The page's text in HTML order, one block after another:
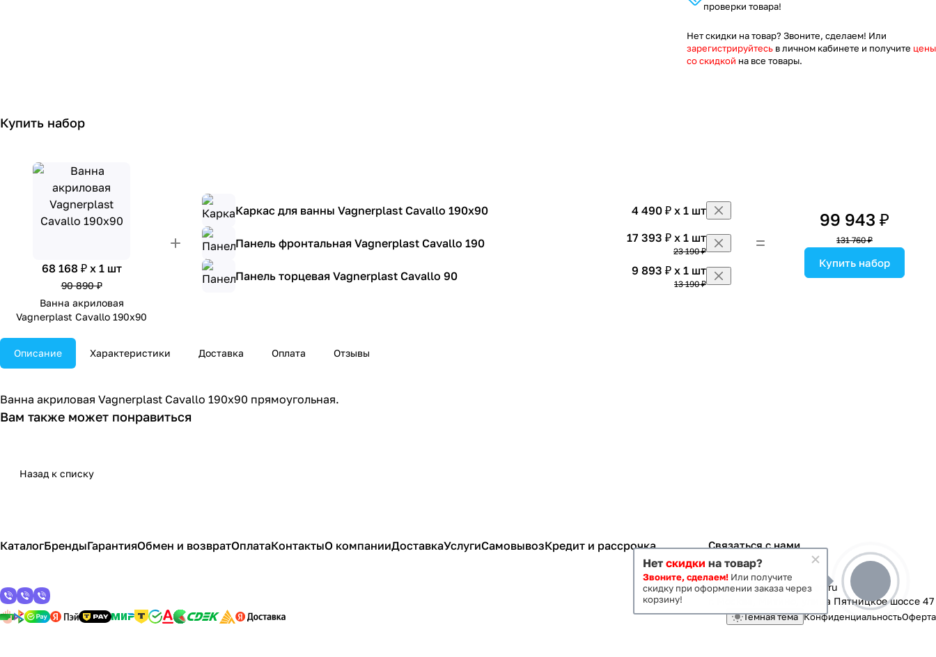
проверки товара!
Нет скидки на товар? Звоните, сделаем! Или
зарегистрируйтесь в личном кабинете и получите цены
со скидкой на все товары.
Купить набор
68 168 ₽ x 1 шт
90 890 ₽
Ванна акриловая
Vagnerplast Cavallo 190х90
Каркас для ванны Vagnerplast Cavallo 190х90 4 490 ₽ x 1 шт
Панель фронтальная Vagnerplast Cavallo 190 17 393 ₽ x 1 шт
23 190 ₽
Панель торцевая Vagnerplast Cavallo 90 9 893 ₽ x 1 шт
13 190 ₽
99 943 ₽
131 760 ₽
Купить набор
Описание Характеристики Доставка Оплата Отзывы
Ванна акриловая Vagnerplast Cavallo 190х90 прямоугольная.
Вам также может понравиться
Назад к списку
КаталогБрендыГарантияОбмен и возвратОплатаКонтактыО компанииДоставкаУслугиСамовывозКредит и рассрочка Связаться с нами
+7 495 363-70-19
magazin-vanna@yandex.ru
г. Москва, Митино, улица Пятницкое шоссе 47
Темная тема КонфиденциальностьОферта
Нет скидки на товар?
Звоните, сделаем! Или получите
скидку при оформлении заказа через
корзину!